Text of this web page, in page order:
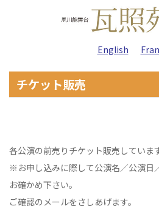
English
チケット販売
各公演の前売りチケット販売しています
※お申し込みに際して公演名／公演日
お確かめ下さい。
ご確認のメールをさしあげます。